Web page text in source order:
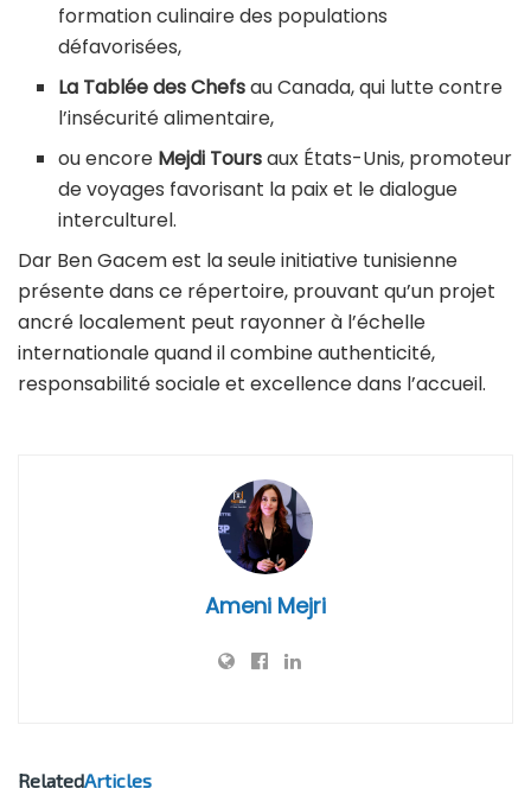
formation culinaire des populations
défavorisées,
La Tablée des Chefsau Canada, qui lutte contre
l’insécurité alimentaire,
ou encore Mejdi Toursaux États-Unis, promoteur
de voyages favorisant la paix et le dialogue
interculturel.
Dar Ben Gacem est la seule initiative tunisienne
présente dans ce répertoire, prouvant qu’un projet
ancré localement peut rayonner à l’échelle
internationale quand il combine authenticité,
responsabilité sociale et excellence dans l’accueil.
Ameni Mejri
RelatedArticles